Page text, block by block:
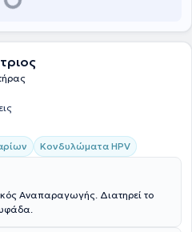
Κονδυλώματα HPV
Αναπαραγωγής. Διατηρεί το